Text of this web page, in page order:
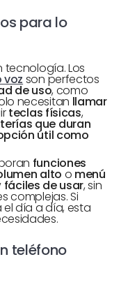
para lo
tecnología. Los
voz son perfectos
de uso, como
necesitan llamar
teclas físicas,
que duran
útil como
funciones
alto o menú
fáciles de usar, sin
complejas. Si
el día a día, esta
teléfono